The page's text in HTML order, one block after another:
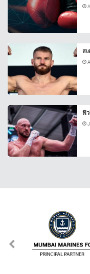
ส
ฟิว